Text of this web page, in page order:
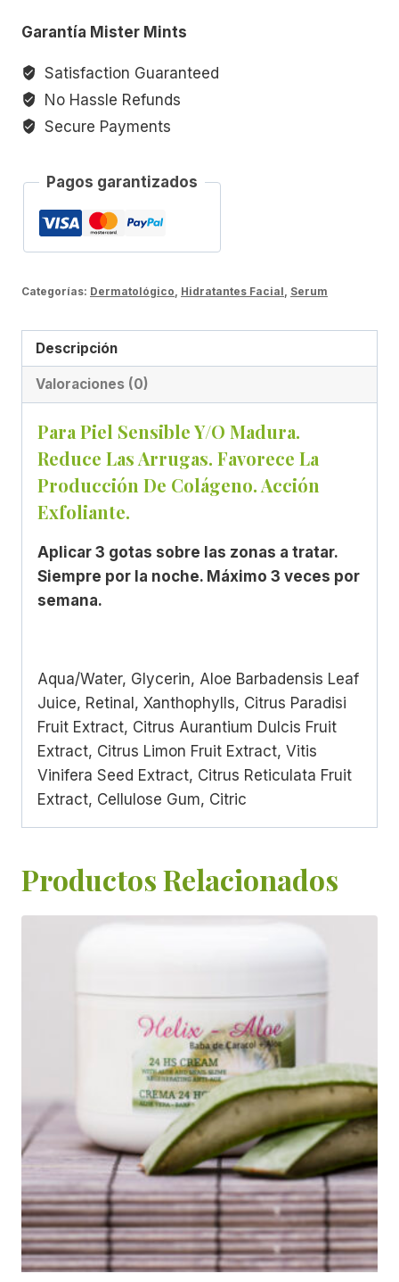
0,1%
cantidad
Garantía Mister Mints
Satisfaction Guaranteed
No Hassle Refunds
Secure Payments
Pagos garantizados
Categorías: Dermatológico Hidratantes Facial Serum
Descripción
Valoraciones (0)
Para Piel Sensible Y/o Madura.
Reduce Las Arrugas. Favorece La
Producción De Colágeno. Acción
Exfoliante.
Aplicar 3 gotas sobre las zonas a tratar.
Siempre por la noche. Máximo 3 veces por
semana.
Aqua/Water, Glycerin, Aloe Barbadensis Leaf
Juice, Retinal, Xanthophylls, Citrus Paradisi
Fruit Extract, Citrus Aurantium Dulcis Fruit
Extract, Citrus Limon Fruit Extract, Vitis
Vinifera Seed Extract, Citrus Reticulata Fruit
Extract, Cellulose Gum, Citric
Productos Relacionados